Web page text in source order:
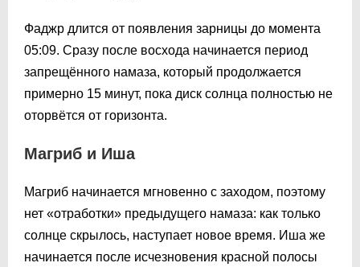
Фаджр длится от появления зарницы до момента
05:09. Сразу после восхода начинается период
запрещённого намаза, который продолжается
примерно 15 минут, пока диск солнца полностью не
оторвётся от горизонта.
Магриб и Иша
Магриб начинается мгновенно с заходом, поэтому
нет «отработки» предыдущего намаза: как только
солнце скрылось, наступает новое время. Иша же
начинается после исчезновения красной полосы